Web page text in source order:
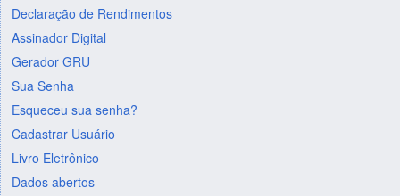
Declaração de Rendimentos
Assinador Digital
Gerador GRU
Sua Senha
Esqueceu sua senha?
Cadastrar Usuário
Livro Eletrônico
Dados abertos